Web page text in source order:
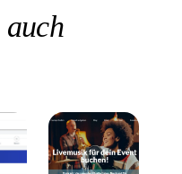
auch